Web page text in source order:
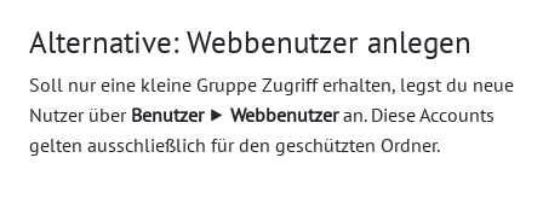
Alternative: Webbenutzer anlegen
Soll nur eine kleine Gruppe Zugriff erhalten, legst du neue
Nutzer über Benutzer⯈ Webbenutzeran. Diese Accounts
gelten ausschließlich für den geschützten Ordner.